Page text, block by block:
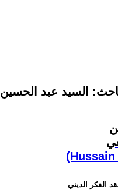
السيد عبد الحسين
الفكر الديني